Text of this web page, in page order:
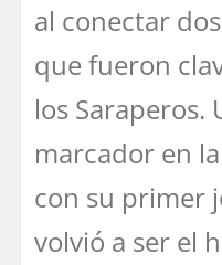
al conectar
que fueron
los
marcador en
con su primer
volvió a ser el